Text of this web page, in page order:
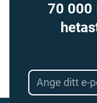
70 000